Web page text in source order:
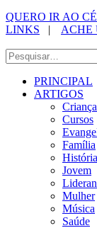
QUERO IR AO
LINKS | ACHE
PRINCIPAL
ARTIGOS
Cursos
Família
História
Jovem
Mulher
Música
Saúde